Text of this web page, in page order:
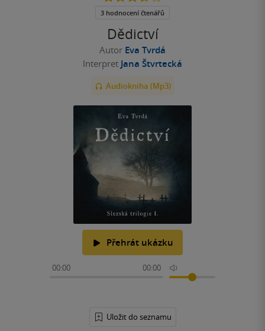
Dědictví
Autor Eva Tvrdá
Interpret Jana Štvrtecká
Audiokniha (Mp3)
Přehrát ukázku
00:00 00:00
Uložit do seznamu
5
3 hodnocení čtenářů